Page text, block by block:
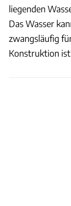
liegenden
Das Wasser
zwangsläufig
Konstruktion